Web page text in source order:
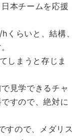
本チームを応援
くらいと、結構、
しまうと存じま
見学できるチャ
すので、絶対に
すので、メダリス